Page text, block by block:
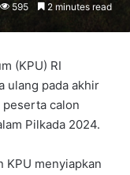
595 2 minutes read
(KPU) RI
ulang pada akhir
peserta calon
Pilkada 2024.
KPU menyiapkan